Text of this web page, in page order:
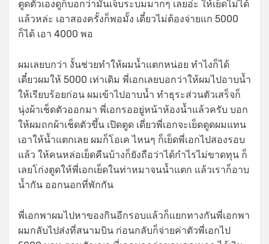
ตูดตัวเองดูก็บอกว่ามันเจ็บระบมมากๆ เลยอ่ะ ให้เย็ดไม่ได้
แล้วหล่ะ เอาสองครั้งก็พอมั้ง เดี๋ยวไม่ต้องจ่ายแก 5000
ก็ได้ เอา 4000 พอ
ผมเลยบกว่า งั้นช่วยทำให้ผมน้ำแตกหน่อย ทำไงก็ได้
เดี๋ยวผมให้ 5000 เท่าเดิม พี่เอกเลยบอกว่าให้ผมไปอาบน้ำ
ให้เรียบร้อยก่อน ผมเข้าไปอาบน้ำ ทำธุระส่วนตัวเสร็จก็
นุ่งผ้าเช็ดตัวออกมา พี่เอกรออยู่หน้าห้องน้ำแล้วครับ บอก
ให้ผมถกผ้าเช็ดตัวขึ้น เปิดตูด เดี่ยวพี่เอกจะเย็ดตูดผมแทน
เอาให้น้ำแตกเลย ผมก็โอเค ไหนๆ ก็เย็ดพี่เอกไปสองรอบ
แล้ว ให้คนหล่อเย็ดคืนบ้างก็ยังถือว่าได้กำไรไม่ขาดทุน ก็
เลยโก่งตูดให้พี่เอกเย็ดในท่าหมาจนน้ำแตก แล้วเราก็อาบ
น้ำกัน ออกนอกที่พักกัน
พี่เอกพาผมไปหาของกินอีกรอบแล้วก็แยกทางกันพี่เอกพา
ผมกลับไปส่งที่สนามบิน ก่อนกลับก็จ่ายค่าตัวพี่เอกไป